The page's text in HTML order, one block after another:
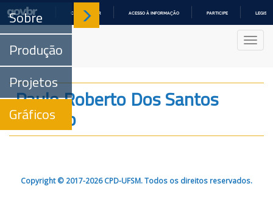
COMUNICA BR ACESSO À INFORMAÇÃO PARTICIPE
Sobre
Produção
Projetos
Gráficos
Paulo Roberto Dos Santos
Salbego
Copyright © 2017-2026 CPD-UFSM. Todos os direitos reservados.